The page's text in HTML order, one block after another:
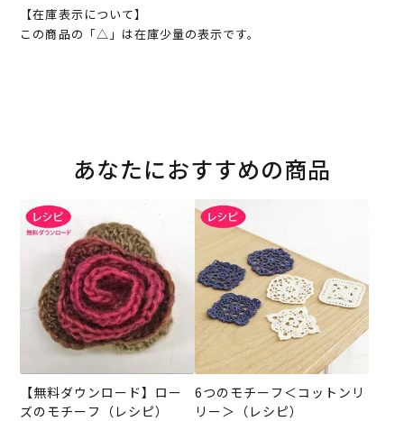
【在庫表示について】
この商品の「△」は在庫少量の表示です。
あなたにおすすめの商品
【無料ダウンロード】ロー
ズのモチーフ（レシピ）
6つのモチーフ＜コットンリ
リー＞（レシピ）